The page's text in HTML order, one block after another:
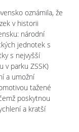
oznámila, že
v historii
národní
jednotek s
s nejvyšší
parku ZSSK)
a umožní
tažené
poskytnou
a kratší